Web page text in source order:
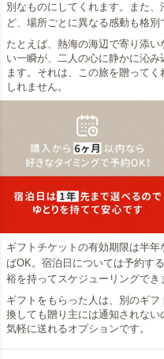
別なものにしてくれます。また
ど、場所ごとに異なる感動も格別
たとえば、熱海の海辺で寄り添
い一瞬が、二人の心に静かに沁
ます。それは、この旅を贈って
しれません。
ギフトチケットの有効期限は半
ばOK。宿泊日については予約す
裕を持ってスケジューリングでき
ギフトをもらった人は、別のギ
換しても贈り主には通知されな
気軽に送れるオプションです。